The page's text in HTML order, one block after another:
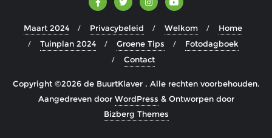
Maart 2024 Privacybeleid Welkom
Home
Tuinplan 2024
Groene Tips
Fotodagboek
Contact
Copyright ©2026 de BuurtKlaver . Alle rechten voorbehouden.
Aangedreven door WordPress & Ontworpen door
Bizberg Themes